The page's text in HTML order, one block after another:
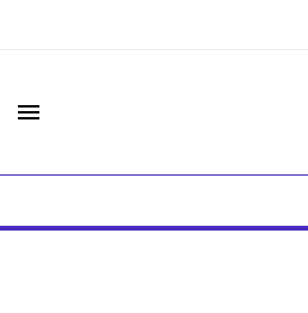
menu